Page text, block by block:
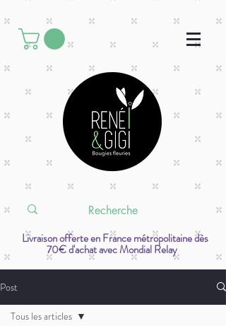
Livraison offerte en France métropolitaine dès
70€ d'achat avec Mondial Relay
Post
Tous les articles